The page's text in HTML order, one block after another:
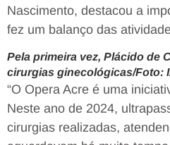
Nascimento, destacou a
fez um balanço das
Pela primeira vez, Plácido de
cirurgias ginecológicas/Foto:
“O Opera Acre é uma
Neste ano de 2024,
cirurgias realizadas,